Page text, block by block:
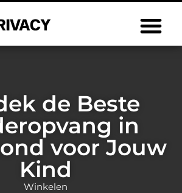
de Beste
in
voor Jouw
Kind
Winkelen